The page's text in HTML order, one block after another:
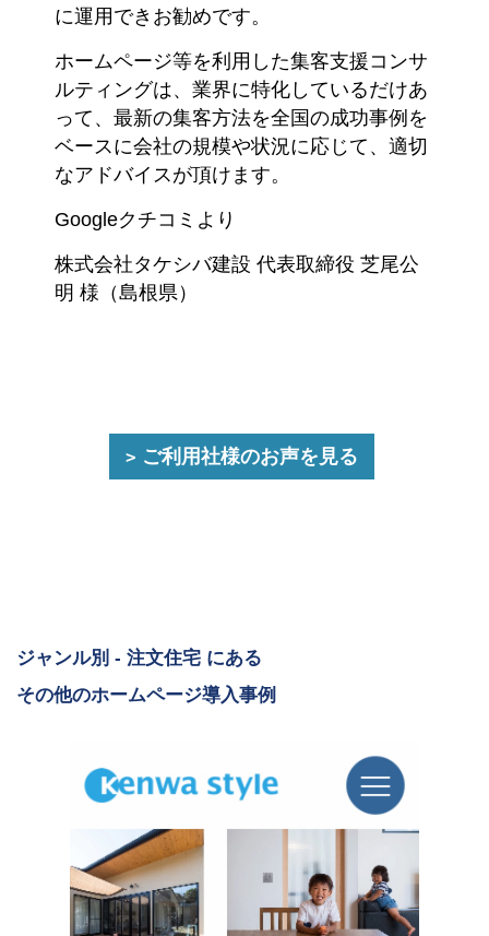
に運用できお勧めです。
ホームページ等を利用した集客支援コンサ
ルティングは、業界に特化しているだけあ
って、最新の集客方法を全国の成功事例を
ベースに会社の規模や状況に応じて、適切
なアドバイスが頂けます。
Googleクチコミより
株式会社タケシバ建設 代表取締役 芝尾公
明 様（島根県）
ご利用社様のお声を見る
ジャンル別 - 注文住宅 にある
その他のホームページ導入事例